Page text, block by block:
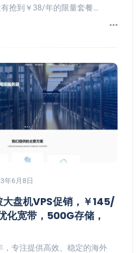
抢到￥38/年的限量套餐…
年6月8日
盘机VPS促销，￥145/
化宽带，500G存储，
，专注提供高效、稳定的海外